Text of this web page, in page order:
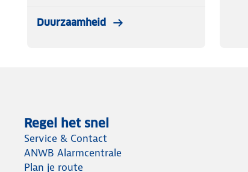
Duurzaamheid
Regel het snel
Service & Contact
ANWB Alarmcentrale
Plan je route